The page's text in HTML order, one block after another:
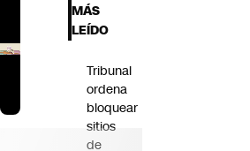
MÁS
LEÍDO
Tribunal
ordena
bloquear
sitios
de